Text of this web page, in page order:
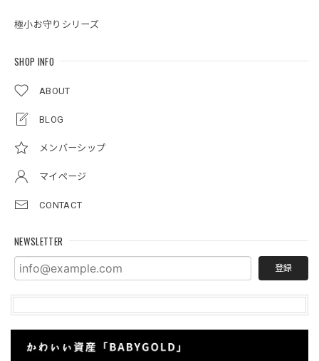
極小お守りシリーズ
SHOP INFO
ABOUT
BLOG
メンバーシップ
マイページ
CONTACT
NEWSLETTER
登録